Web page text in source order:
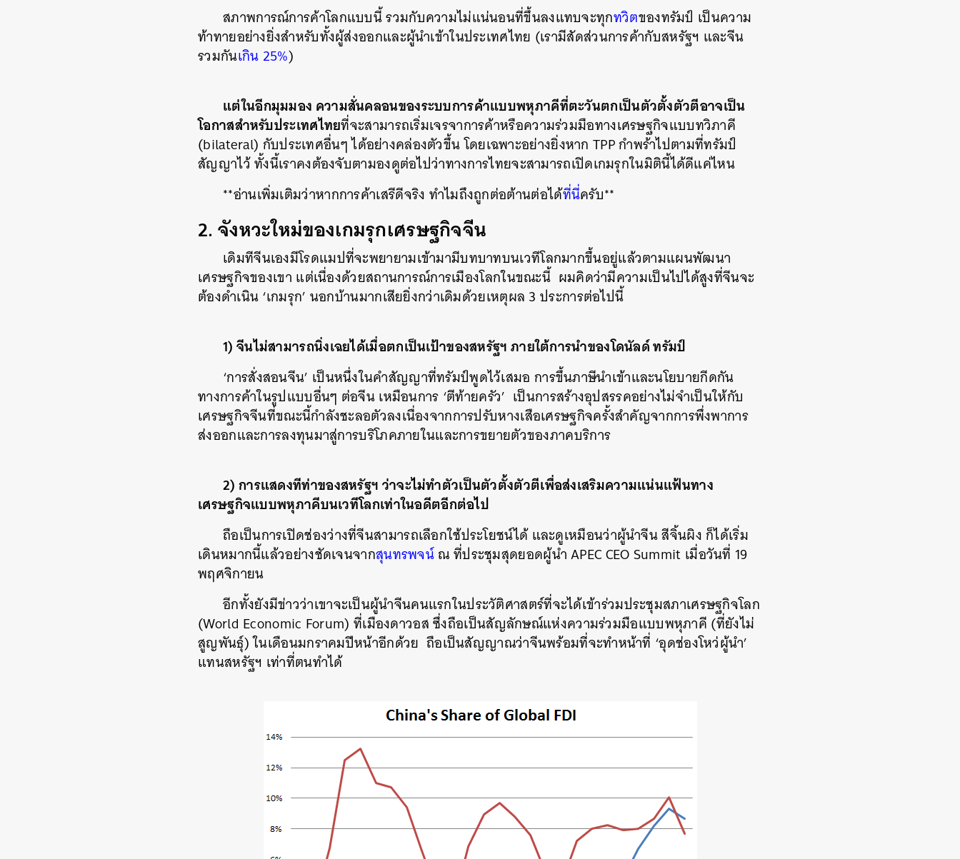
สภาพการณ์การค้าโลกแบบนี้ รวมกับความไม่แน่นอนที่ขึ้นลงแทบจะทุกทวิตของทรัมป์ เป็นความ
ท้าทายอย่างยิ่งสำหรับทั้งผู้ส่งออกและผู้นำเข้าในประเทศไทย (เรามีสัดส่วนการค้ากับสหรัฐฯ และจีน
รวมกันเกิน 25%)
แต่ในอีกมุมมอง ความสั่นคลอนของระบบการค้าแบบพหุภาคีที่ตะวันตกเป็นตัวตั้งตัวตีอาจเป็น
โอกาสสำหรับประเทศไทยที่จะสามารถเริ่มเจรจาการค้าหรือความร่วมมือทางเศรษฐกิจแบบทวิภาคี
(bilateral) กับประเทศอื่นๆ ได้อย่างคล่องตัวขึ้น โดยเฉพาะอย่างยิ่งหาก TPP กำพร้าไปตามที่ทรัมป์
สัญญาไว้ ทั้งนี้เราคงต้องจับตามองดูต่อไปว่าทางการไทยจะสามารถเปิดเกมรุกในมิตินี้ได้ดีแค่ไหน
**อ่านเพิ่มเติมว่าหากการค้าเสรีดีจริง ทำไมถึงถูกต่อต้านต่อได้ที่นี่ครับ**
2. จังหวะใหม่ของเกมรุกเศรษฐกิจจีน
เดิมทีจีนเองมีโรดแมปที่จะพยายามเข้ามามีบทบาทบนเวทีโลกมากขึ้นอยู่แล้วตามแผนพัฒนา
เศรษฐกิจของเขา แต่เนื่องด้วยสถานการณ์การเมืองโลกในขณะนี้ ผมคิดว่ามีความเป็นไปได้สูงที่จีนจะ
ต้องดำเนิน ‘เกมรุก’ นอกบ้านมากเสียยิ่งกว่าเดิมด้วยเหตุผล 3 ประการต่อไปนี้
1) จีนไม่สามารถนิ่งเฉยได้เมื่อตกเป็นเป้าของสหรัฐฯ ภายใต้การนำของโดนัลด์ ทรัมป์
‘การสั่งสอนจีน’ เป็นหนึ่งในคำสัญญาที่ทรัมป์พูดไว้เสมอ การขึ้นภาษีนำเข้าและนโยบายกีดกัน
ทางการค้าในรูปแบบอื่นๆ ต่อจีน เหมือนการ ‘ตีท้ายครัว’ เป็นการสร้างอุปสรรคอย่างไม่จำเป็นให้กับ
เศรษฐกิจจีนที่ขณะนี้กำลังชะลอตัวลงเนื่องจากการปรับหางเสือเศรษฐกิจครั้งสำคัญจากการพึ่งพาการ
ส่งออกและการลงทุนมาสู่การบริโภคภายในและการขยายตัวของภาคบริการ
2) การแสดงทีท่าของสหรัฐฯ ว่าจะไม่ทำตัวเป็นตัวตั้งตัวตีเพื่อส่งเสริมความแน่นแฟ้นทาง
เศรษฐกิจแบบพหุภาคีบนเวทีโลกเท่าในอดีตอีกต่อไป
ถือเป็นการเปิดช่องว่างที่จีนสามารถเลือกใช้ประโยชน์ได้ และดูเหมือนว่าผู้นำจีน สีจิ้นผิง ก็ได้เริ่ม
เดินหมากนี้แล้วอย่างชัดเจนจากสุนทรพจน์ณ ที่ประชุมสุดยอดผู้นำ APEC CEO Summit เมื่อวันที่ 19
พฤศจิกายน
อีกทั้งยังมีข่าวว่าเขาจะเป็นผู้นำจีนคนแรกในประวัติศาสตร์ที่จะได้เข้าร่วมประชุมสภาเศรษฐกิจโลก
(World Economic Forum) ที่เมืองดาวอส ซึ่งถือเป็นสัญลักษณ์แห่งความร่วมมือแบบพหุภาคี (ที่ยังไม่
สูญพันธุ์) ในเดือนมกราคมปีหน้าอีกด้วย ถือเป็นสัญญาณว่าจีนพร้อมที่จะทำหน้าที่ ‘อุดช่องโหว่ผู้นำ’
แทนสหรัฐฯ เท่าที่ตนทำได้